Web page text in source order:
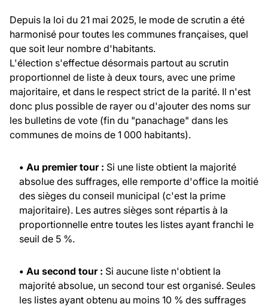
Depuis la loi du 21 mai 2025, le mode de scrutin a été
harmonisé pour toutes les communes françaises, quel
que soit leur nombre d'habitants.
L'élection s'effectue désormais partout au scrutin
proportionnel de liste à deux tours, avec une prime
majoritaire, et dans le respect strict de la parité. Il n'est
donc plus possible de rayer ou d'ajouter des noms sur
les bulletins de vote (fin du "panachage" dans les
communes de moins de 1 000 habitants).
• Au premier tour : Si une liste obtient la majorité
absolue des suffrages, elle remporte d'office la moitié
des sièges du conseil municipal (c'est la prime
majoritaire). Les autres sièges sont répartis à la
proportionnelle entre toutes les listes ayant franchi le
seuil de 5 %.
• Au second tour : Si aucune liste n'obtient la
majorité absolue, un second tour est organisé. Seules
les listes ayant obtenu au moins 10 % des suffrages